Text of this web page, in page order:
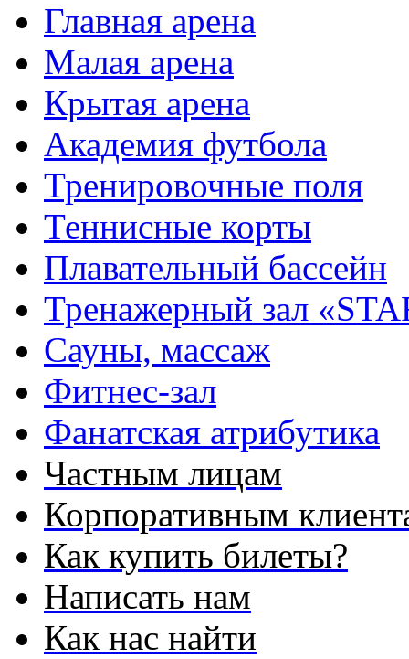
Главная арена
Малая арена
Крытая арена
Академия футбола
Тренировочные поля
Теннисные корты
Плавательный бассейн
Тренажерный зал
Сауны, массаж
Фитнес-зал
Фанатская атрибутика
Частным лицам
Корпоративным
Как купить билеты?
Написать нам
Как нас найти